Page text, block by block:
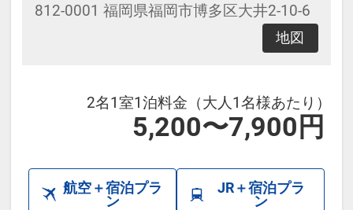
旧ホテル名称：ホテルウィングイン
812-0001 福岡県福岡市博多区大井2-10-6
地図
2名1室1泊料金（大人1名様あたり）
5,200〜7,900円
航空＋宿泊プラ
ン
JR＋宿泊プラ
ン